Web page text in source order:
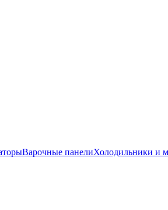
Варочные панелиХолодильники и